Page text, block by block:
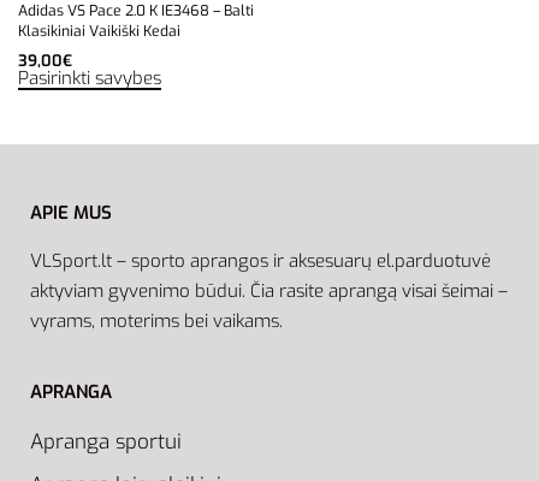
Adidas VS Pace 2.0 K IE3468 – Balti
Klasikiniai Vaikiški Kedai
39,00€
Pasirinkti savybes
APIE MUS
VLSport.lt – sporto aprangos ir aksesuarų el.parduotuvė
aktyviam gyvenimo būdui. Čia rasite aprangą visai šeimai –
vyrams, moterims bei vaikams.
APRANGA
Apranga sportui